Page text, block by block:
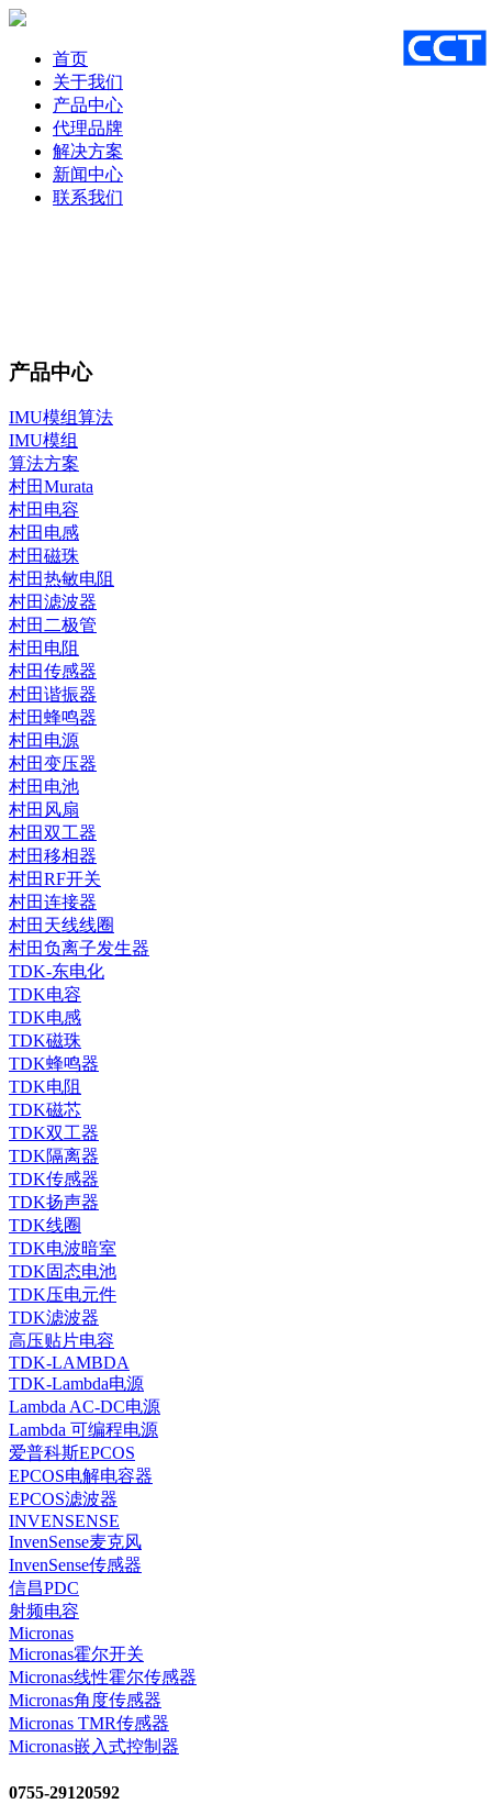
首页
关于我们
产品中心
代理品牌
解决方案
新闻中心
联系我们
产品中心
IMU模组算法
IMU模组
算法方案
村田Murata
村田电容
村田电感
村田磁珠
村田热敏电阻
村田滤波器
村田二极管
村田电阻
村田传感器
村田谐振器
村田蜂鸣器
村田电源
村田变压器
村田电池
村田风扇
村田双工器
村田移相器
村田RF开关
村田连接器
村田天线线圈
村田负离子发生器
TDK-东电化
TDK电容
TDK电感
TDK磁珠
TDK蜂鸣器
TDK电阻
TDK磁芯
TDK双工器
TDK隔离器
TDK传感器
TDK扬声器
TDK线圈
TDK电波暗室
TDK固态电池
TDK压电元件
TDK滤波器
高压贴片电容
TDK-LAMBDA
TDK-Lambda电源
Lambda AC-DC电源
Lambda 可编程电源
爱普科斯EPCOS
EPCOS电解电容器
EPCOS滤波器
INVENSENSE
InvenSense麦克风
InvenSense传感器
信昌PDC
射频电容
Micronas
Micronas霍尔开关
Micronas线性霍尔传感器
Micronas角度传感器
Micronas TMR传感器
Micronas嵌入式控制器
0755-29120592